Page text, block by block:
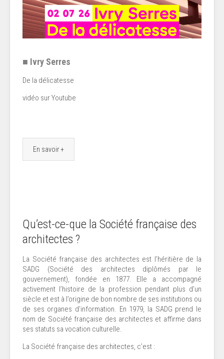
■ Ivry Serres
De la délicatesse
vidéo sur Youtube
En savoir +
Qu’est-ce-que la Société française des
architectes ?
La Société française des architectes est l’héritière de la
SADG (Société des architectes diplômés par le
gouvernement), fondée en 1877. Elle a accompagné
activement l’histoire de la profession pendant plus d’un
siècle et est à l’origine de bon nombre de ses institutions ou
de ses organes d’information. En 1979, la SADG prend le
nom de Société française des architectes et affirme dans
ses statuts sa vocation culturelle.
La Société française des architectes, c’est :